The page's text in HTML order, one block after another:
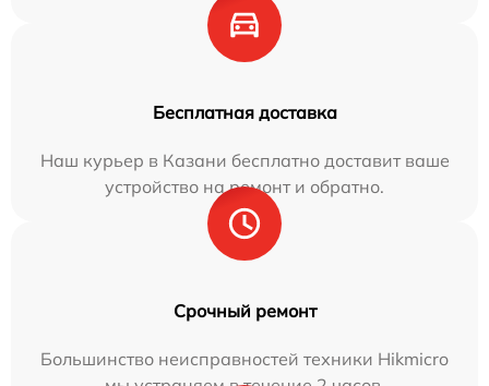
Бесплатная доставка
Наш курьер в Казани бесплатно доставит ваше
устройство на ремонт и обратно.
Срочный ремонт
Большинство неисправностей техники Hikmicro